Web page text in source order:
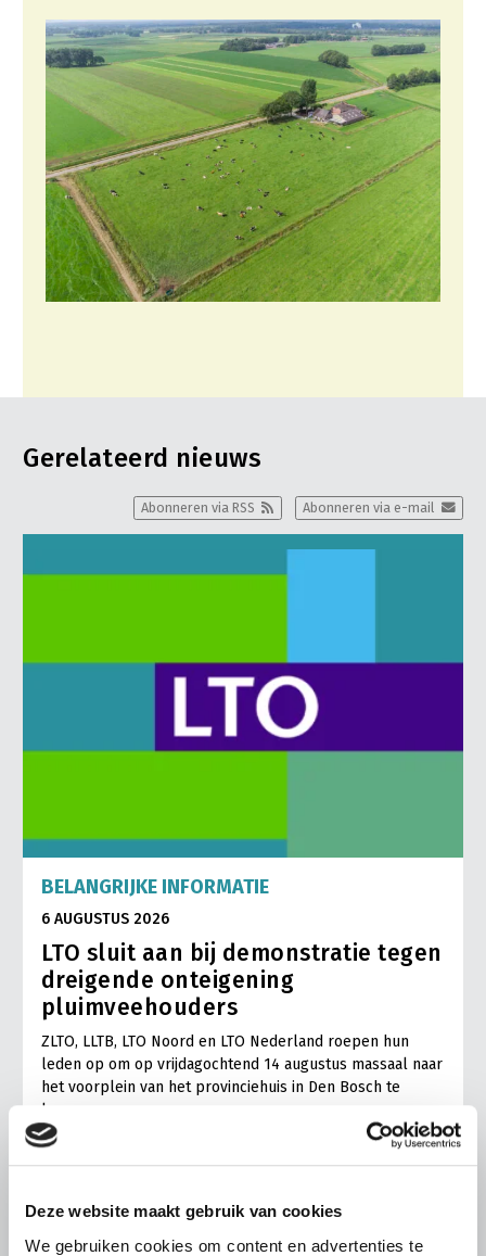
Deze website maakt gebruik van cookies
We gebruiken cookies om content en advertenties te
Gerelateerd nieuws
Abonneren via e-mail
Abonneren via RSS
BELANGRIJKE INFORMATIE
6 AUGUSTUS 2026
LTO sluit aan bij demonstratie tegen
dreigende onteigening
pluimveehouders
ZLTO, LLTB, LTO Noord en LTO Nederland roepen hun
leden op om op vrijdagochtend 14 augustus massaal naar
het voorplein van het provinciehuis in Den Bosch te
komen…
Lees meer